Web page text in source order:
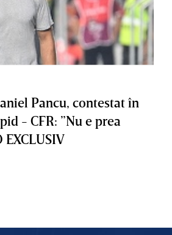
Pancu, contestat în
- CFR: ”Nu e prea
EXCLUSIV